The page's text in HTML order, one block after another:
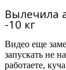
Вылечила
-10 кг
Видео еще
запускать не
работаете,